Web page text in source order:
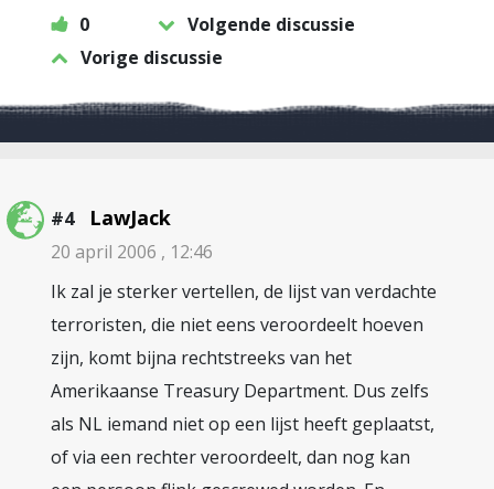
0
Volgende discussie
Vorige discussie
#4 LawJack
20 april 2006 , 12:46
Ik zal je sterker vertellen, de lijst van verdachte
terroristen, die niet eens veroordeelt hoeven
zijn, komt bijna rechtstreeks van het
Amerikaanse Treasury Department. Dus zelfs
als NL iemand niet op een lijst heeft geplaatst,
of via een rechter veroordeelt, dan nog kan